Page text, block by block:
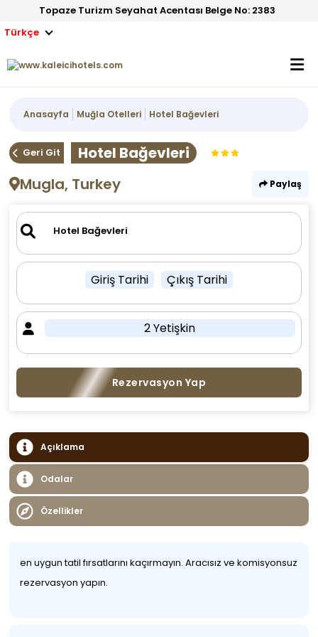
Topaze Turizm Seyahat Acentası Belge No: 2383
Türkçe
Anasayfa Muğla Otelleri Hotel Bağevleri
Geri Git
Hotel Bağevleri
Mugla, Turkey
Paylaş
Giriş Tarihi Çıkış Tarihi
2 Yetişkin
Rezervasyon Yap
Açıklama
Odalar
Özellikler
en uygun tatil fırsatlarını kaçırmayın. Aracısız ve komisyonsuz
rezervasyon yapın.